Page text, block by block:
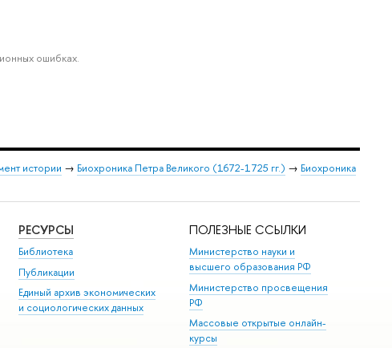
ошибках.
истории → Биохроника Петра Великого (1672-1725 гг.) → Биохроника
РЕСУРСЫ
Библиотека
Публикации
Единый архив экономических
и социологических данных
ПОЛЕЗНЫЕ ССЫЛКИ
Министерство науки и
высшего образования РФ
Министерство просвещения
РФ
Массовые открытые онлайн-
курсы